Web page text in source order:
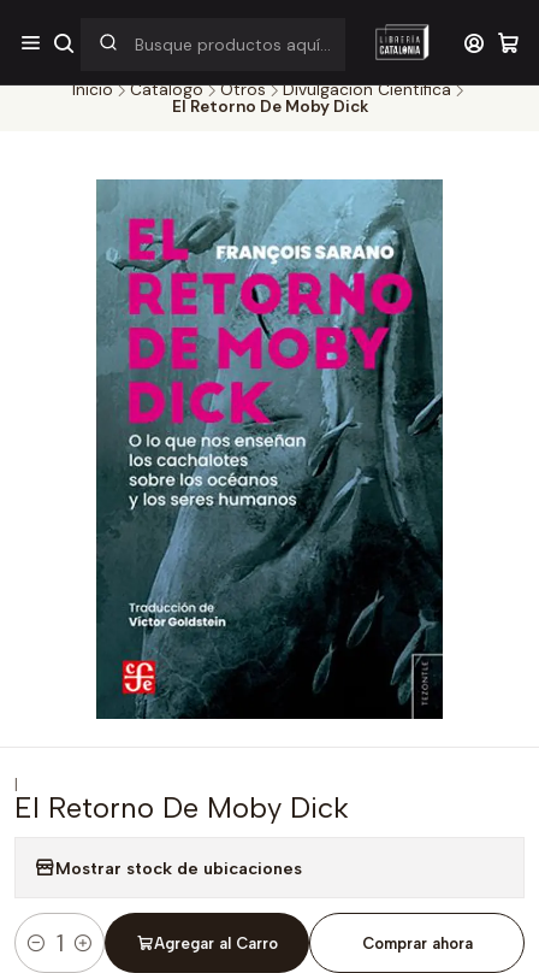
¡Por pocos días! Despacho a $1.000 en RM por compras sobre
$38.000
Inicio Catálogo Otros
Divulgacion Cientifica
El Retorno De Moby Dick
|
El Retorno De Moby Dick
Mostrar stock de ubicaciones
Cantidad
Agregar al Carro Comprar ahora